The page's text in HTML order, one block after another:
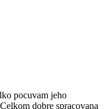
pocuvam jeho
dobre spracovana